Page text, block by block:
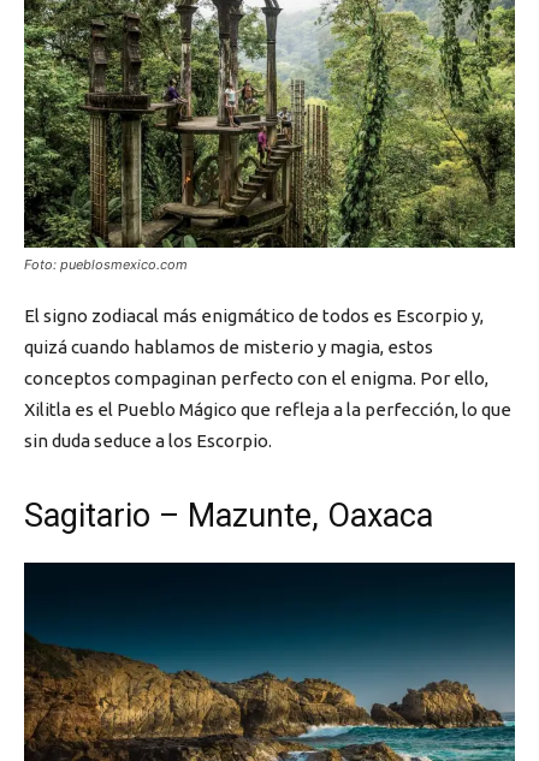
Foto: pueblosmexico.com
El signo zodiacal más enigmático de todos es Escorpio y,
quizá cuando hablamos de misterio y magia, estos
conceptos compaginan perfecto con el enigma. Por ello,
Xilitla es el Pueblo Mágico que refleja a la perfección, lo que
sin duda seduce a los Escorpio.
Sagitario – Mazunte, Oaxaca